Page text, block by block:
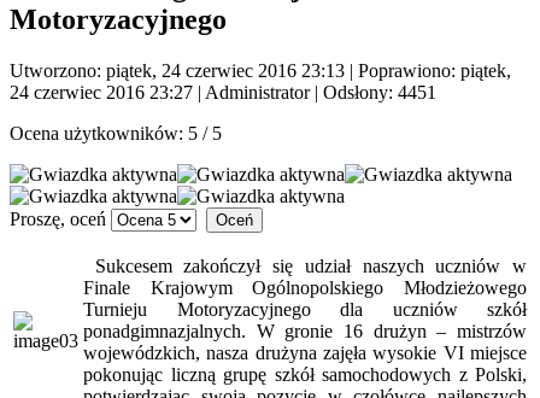
Motoryzacyjnego
Utworzono: piątek, 24 czerwiec 2016 23:13 | Poprawiono: piątek,
24 czerwiec 2016 23:27 | Administrator| Odsłony: 4451
Ocena użytkowników: 5 / 5
Proszę, oceń
Sukcesem zakończył się udział naszych uczniów w
Finale Krajowym Ogólnopolskiego Młodzieżowego
Turnieju Motoryzacyjnego dla uczniów szkół
ponadgimnazjalnych. W gronie 16 drużyn – mistrzów
wojewódzkich, nasza drużyna zajęła wysokie VI miejsce
pokonując liczną grupę szkół samochodowych z Polski,